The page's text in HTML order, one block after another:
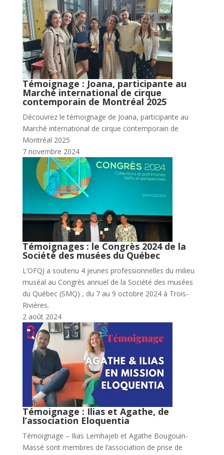
Témoignage : Joana, participante au
Marché international de cirque
contemporain de Montréal 2025
Découvrez le témoignage de Joana, participante au
Marché international de cirque contemporain de
Montréal 2025
7 novembre 2024
Témoignages : le Congrès 2024 de la
Société des musées du Québec
L’OFQJ a soutenu 4 jeunes professionnelles du milieu
muséal au Congrès annuel de la Société des musées
du Québec (SMQ) , du 7 au 9 octobre 2024 à Trois-
Rivières.
2 août 2024
Témoignage : Ilias et Agathe, de
l’association Eloquentia
Témoignage – Ilias Lemhajeb et Agathe Bougouin-
Massé sont membres de l’association de prise de